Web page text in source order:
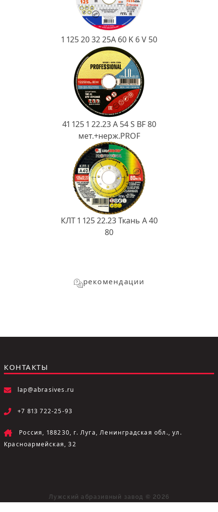
1 125 20 32 25А 60 K 6 V 50
41 125 1 22.23 A 54 S BF 80
мет.+нерж.PROF
КЛТ 1 125 22.23 Ткань A 40
80
рекомендации
КОНТАКТЫ
lap@abrasives.ru
+7 813 722-25-93
Россия, 188230, г. Луга, Ленинградская обл., ул.
Красноармейская, 32
Лужский абразивный завод © 2026